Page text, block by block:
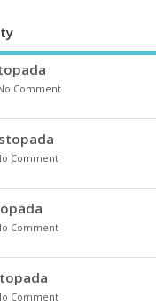
Comment
Comment
Comment
Comment